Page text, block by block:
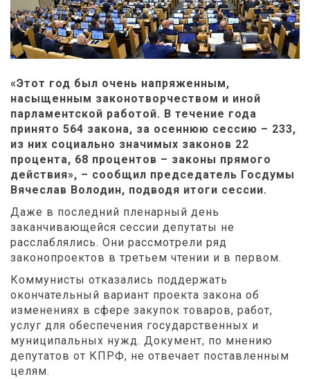
«Этот год был очень напряженным,
насыщенным законотворчеством и иной
парламентской работой. В течение года
принято 564 закона, за осеннюю сессию – 233,
из них социально значимых законов 22
процента, 68 процентов – законы прямого
действия», – сообщил председатель Госдумы
Вячеслав Володин, подводя итоги сессии.
Даже в последний пленарный день
заканчивающейся сессии депутаты не
расслаблялись. Они рассмотрели ряд
законопроектов в третьем чтении и в первом.
Коммунисты отказались поддержать
окончательный вариант проекта закона об
изменениях в сфере закупок товаров, работ,
услуг для обеспечения государственных и
муниципальных нужд. Документ, по мнению
депутатов от КПРФ, не отвечает поставленным
целям.